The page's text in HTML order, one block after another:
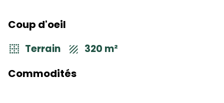
Coup d'oeil
Terrain 320 m²
Commodités